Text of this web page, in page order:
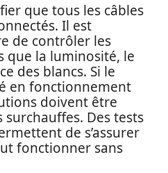
que tous les câbles
Il est
de contrôler les
que la luminosité, le
des blancs. Si le
en fonctionnement
doivent être
Des tests
de s’assurer
fonctionner sans